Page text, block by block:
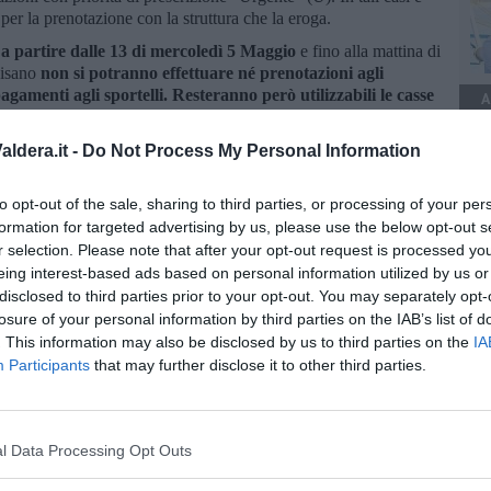
- Do Not Process My Personal Information
opt-out of the sale, sharing to third parties, or processing of your
for targeted advertising by us, please use the below opt-out
selection. Please note that after your opt-out request is processed
interest-based ads based on personal information utilized by us
to third parties prior to your opt-out. You may separately
of your personal information by third parties on the IAB’s list of
This information may also be disclosed by us to third parties on the
Participants that may further disclose it to other third parties.
Data Processing Opt Outs
la prenotazione con la struttura che la eroga.
a partire dalle 13 di mercoledì 5 Maggio e fino alla mattina di
non si potranno effettuare né prenotazioni agli
agli sportelli. Resteranno però utilizzabili le casse
Cisanello e Santa Chiara) e la piattaforma regionale on line
di visite ed esami (anche in libera professione). Fa
dell'Aoup (le cui funzioni operative non subiranno
legati alla messa a regime del nuovo sistema, la Ausl
le prenotazioni non urgenti.
nei prossimi giorni laconsegna, il ritiro o la
in tutto il territorio dell'Azienda Usl Toscana nord ovest.
ad unnuovo software gestionaledi autorizzazione e
elaborazione delle richieste di tali apparecchiature (come
riprenderà regolarmente dalunedì 3 Maggiocon il graduale
L'Azienda si scusa per gli eventuali disagi.